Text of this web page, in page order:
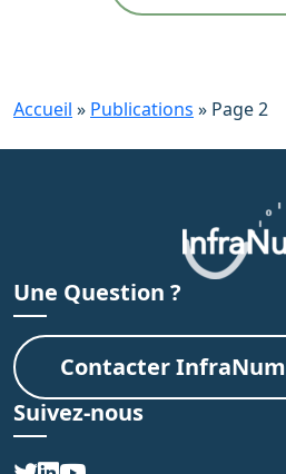
o
l
i
s
t
e
e
Accueil » Publications » Page 2
Une Question ?
Contacter InfraNum
Suivez-nous